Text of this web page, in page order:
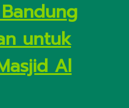
untuk
Al